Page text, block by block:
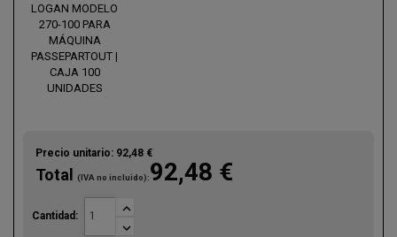
LOGAN MODELO
270-100 PARA
MÁQUINA
PASSEPARTOUT |
CAJA 100
UNIDADES
Precio unitario: 92,48 €
Total (IVA no incluido):92,48 €
Cantidad:

